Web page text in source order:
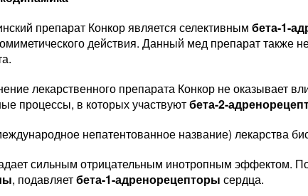
препарат Конкор является селективнымбета-1-
действия. Данный мед препарат также
лекарственного препарата Конкор не оказывает
процессы, в которых участвуютбета-2-
непатентованное название) лекарства
сильным отрицательным инотропным эффектом.
, подавляетбета-1-адренорецепторы сердца.